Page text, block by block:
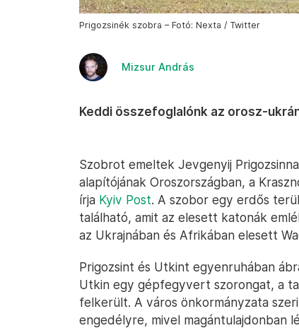
Prigozsinék szobra – Fotó: Nexta / Twitter
Mizsur András
Keddi összefoglalónk az orosz-
Szobrot emeltek Jevgenyij
alapítójának Oroszországban, a
írja Kyiv Post. A szobor egy erdős
található, amit az elesett katonák
az Ukrajnában és Afrikában elesett
Prigozsint és Utkint egyenruhában
Utkin egy gépfegyvert szorongat, a
felkerült. A város önkormányzata
engedélyre, mivel magántulajdonban